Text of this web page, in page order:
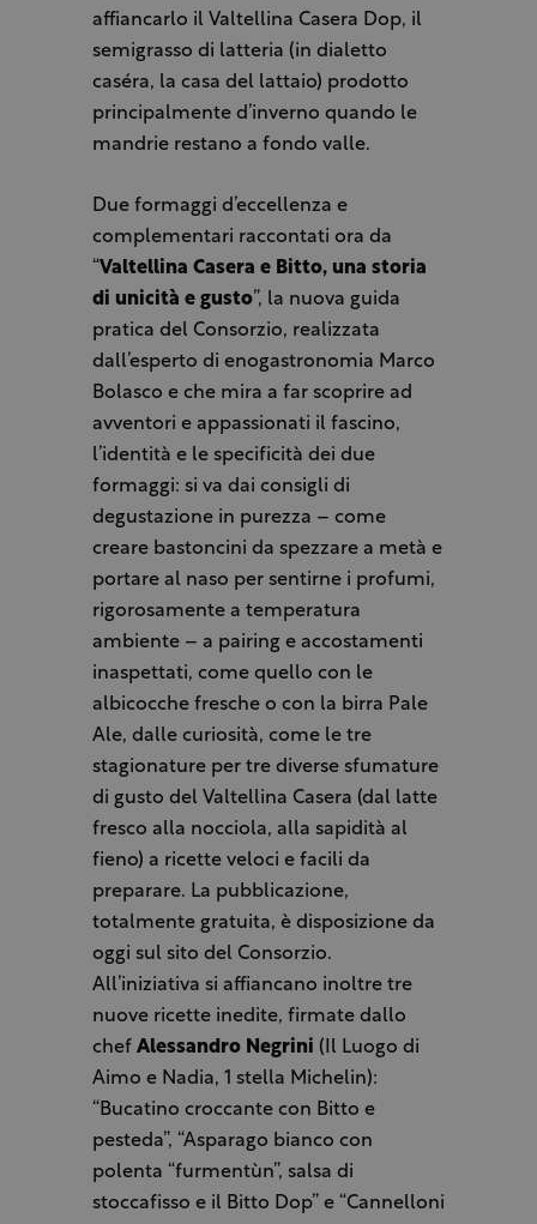
affiancarlo il Valtellina Casera Dop, il
semigrasso di latteria (in dialetto
caséra, la casa del lattaio) prodotto
principalmente d’inverno quando le
mandrie restano a fondo valle.
Due formaggi d’eccellenza e
complementari raccontati ora da
“Valtellina Casera e Bitto, una storia
di unicità e gusto”, la nuova guida
pratica del Consorzio, realizzata
dall’esperto di enogastronomia Marco
Bolasco e che mira a far scoprire ad
avventori e appassionati il fascino,
l’identità e le specificità dei due
formaggi: si va dai consigli di
degustazione in purezza – come
creare bastoncini da spezzare a metà e
portare al naso per sentirne i profumi,
rigorosamente a temperatura
ambiente – a pairing e accostamenti
inaspettati, come quello con le
albicocche fresche o con la birra Pale
Ale, dalle curiosità, come le tre
stagionature per tre diverse sfumature
di gusto del Valtellina Casera (dal latte
fresco alla nocciola, alla sapidità al
fieno) a ricette veloci e facili da
preparare. La pubblicazione,
totalmente gratuita, è disposizione da
oggi sul sito del Consorzio.
All’iniziativa si affiancano inoltre tre
nuove ricette inedite, firmate dallo
chefAlessandro Negrini (Il Luogo di
Aimo e Nadia, 1 stella Michelin):
“Bucatino croccante con Bitto e
pesteda”, “Asparago bianco con
polenta “furmentùn”, salsa di
stoccafisso e il Bitto Dop” e “Cannelloni